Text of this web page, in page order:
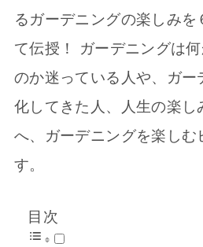
るガーデニングの楽しみを
て伝授！ ガーデニングは
のか迷っている人や、ガー
化してきた人、人生の楽し
へ、ガーデニングを楽しむ
す。
目次